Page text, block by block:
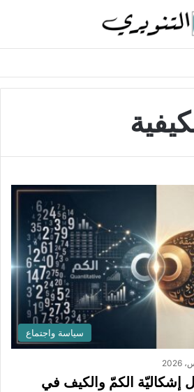
سياسة واجتماع
إشكاليّة الكمّ والكيف في